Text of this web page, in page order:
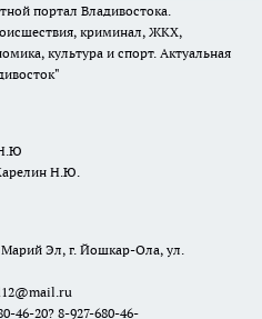
портал Владивостока.
криминал, ЖКХ,
культура и спорт. Актуальная
Н.Ю.
Марий Эл, г. Йошкар-Ола, ул.
46-20? 8-927-680-46-